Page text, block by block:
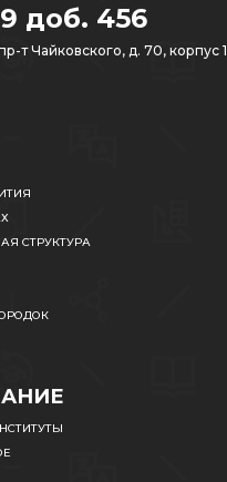
доб. 456
т Чайковского, д. 70, корпус 1
СТРУКТУРА